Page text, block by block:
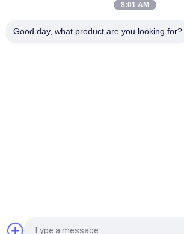
0.05-2.72mm câble de cuivre fil électrique
8:01 AM
Good day, what product are you looking for?